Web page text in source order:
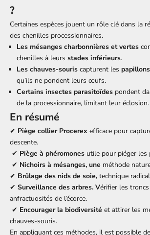
?
Certaines espèces jouent un rôle clé dans la
des chenilles processionnaires.
Les mésanges charbonnières et vertes
chenilles à leurs stades inférieurs.
Les chauves-souris capturent les
qu’ils ne pondent leurs œufs.
Certains insectes parasitoïdes pondent
de la processionnaire, limitant leur éclosion.
En résumé
✔ Piège collier Procerex efficace pour
descente.
✔ Piège à phéromones utile pour piéger
✔ Nichoirs à mésanges, une méthode
✔ Brûlage des nids de soie, technique
✔ Surveillance des arbres. Vérifier les
anfractuosités de l’écorce.
✔ Encourager la biodiversité et attirer les
chauves-souris.
En appliquant ces méthodes, il est possible de